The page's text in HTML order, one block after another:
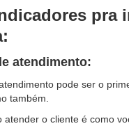
pra
atendimento:
pode ser o
também.
atender o cliente é como